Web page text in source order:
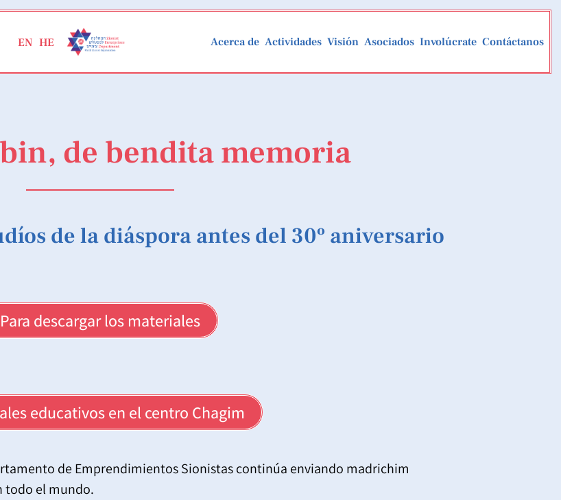
EN HE Acerca de Actividades Visión Asociados Involúcrate Contáctanos
de bendita memoria
de la diáspora antes del 30º aniversario
Para descargar los materiales
educativos en el centro Chagim
de Emprendimientos Sionistas continúa enviando madrichim
todo el mundo.